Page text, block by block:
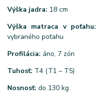
Výška jadra: 18 cm
Výška matraca v poťahu:
vybraného poťahu
Profilácia: áno, 7 zón
Tuhosť: T4 (T1 – T5)
Nosnosť: do 130 kg